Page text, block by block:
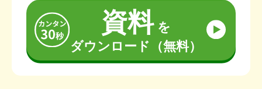
資料を
ダウンロード（無料）